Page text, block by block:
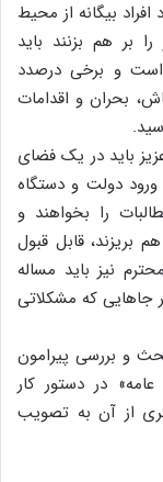
افراد بیگانه از محیط
بر هم بزنند باید
است و برخی در‌صدد
بحران و اقدامات
باید در یک فضای
ورود دولت و دستگاه
را بخواهند و
بریزند، قابل قبول
نیز باید مساله
جاهایی که مشکلاتی
و بررسی پیرامون
در دستور کار
از آن به تصویب